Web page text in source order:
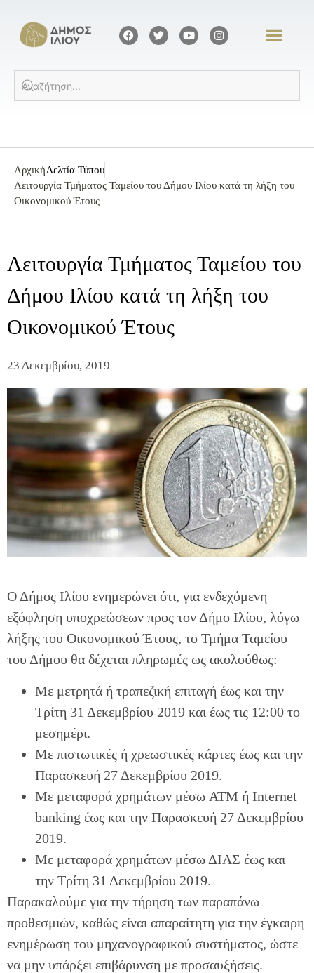
ΑρχικήΔελτία Τύπου
Λειτουργία Τμήματος Ταμείου του Δήμου Ιλίου κατά τη λήξη του
Οικονομικού Έτους
Λειτουργία Τμήματος Ταμείου του
Δήμου Ιλίου κατά τη λήξη του
Οικονομικού Έτους
23 Δεκεμβρίου, 2019
Ο Δήμος Ιλίου ενημερώνει ότι, για ενδεχόμενη
εξόφληση υποχρεώσεων προς τον Δήμο Ιλίου, λόγω
λήξης του Οικονομικού Έτους, το Τμήμα Ταμείου
του Δήμου θα δέχεται πληρωμές ως ακολούθως:
Με μετρητά ή τραπεζική επιταγή έως και την
Τρίτη 31 Δεκεμβρίου 2019 και έως τις 12:00 το
μεσημέρι.
Με πιστωτικές ή χρεωστικές κάρτες έως και την
Παρασκευή 27 Δεκεμβρίου 2019.
Με μεταφορά χρημάτων μέσω ATM ή Internet
banking έως και την Παρασκευή 27 Δεκεμβρίου
2019.
Με μεταφορά χρημάτων μέσω ΔΙΑΣ έως και
την Τρίτη 31 Δεκεμβρίου 2019.
Παρακαλούμε για την τήρηση των παραπάνω
προθεσμιών, καθώς είναι απαραίτητη για την έγκαιρη
ενημέρωση του μηχανογραφικού συστήματος, ώστε
να μην υπάρξει επιβάρυνση με προσαυξήσεις.